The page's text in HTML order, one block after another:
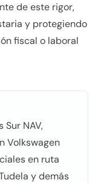
de este rigor,
y protegiendo
fiscal o laboral
NAV,
Volkswagen
en ruta
y demás